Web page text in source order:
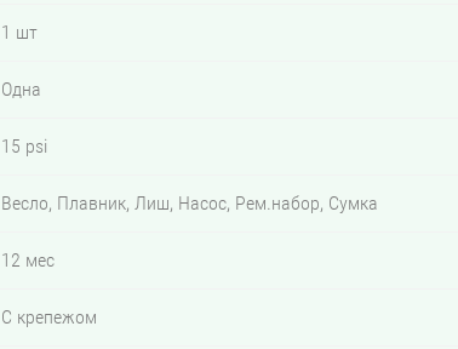
1 шт
Одна
15 psi
Весло, Плавник, Лиш, Насос, Рем.набор, Сумка
12 мес
С крепежом